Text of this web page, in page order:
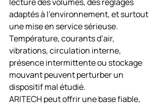
adaptés à l’environnement, et surtout
une mise en service sérieuse.
Température, courants d’air,
vibrations, circulation interne,
présence intermittente ou stockage
mouvant peuvent perturber un
dispositif mal étudié.
ARITECH peut offrir une base fiable,